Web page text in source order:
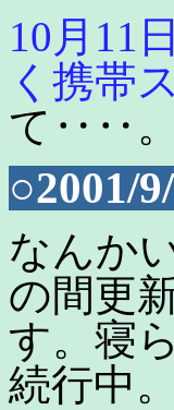
10月11
く携帯
て‥‥。
○2001/
なんか
の間更
す。寝
続行中。